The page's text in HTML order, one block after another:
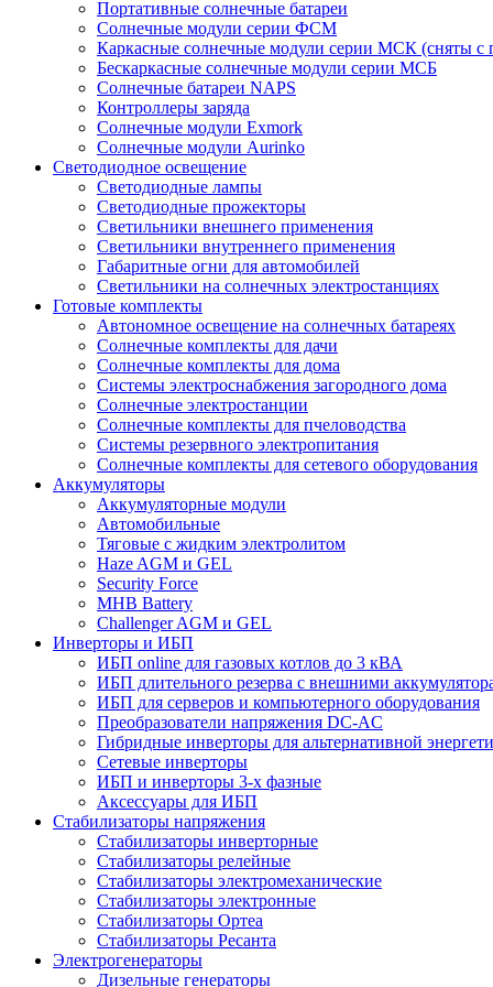
Портативные солнечные батареи
Солнечные модули серии ФСМ
Каркасные солнечные модули серии МСК (сняты с
Бескаркасные солнечные модули серии МСБ
Солнечные батареи NAPS
Контроллеры заряда
Солнечные модули Exmork
Солнечные модули Aurinko
Светодиодное освещение
Светодиодные лампы
Светодиодные прожекторы
Светильники внешнего применения
Светильники внутреннего применения
Габаритные огни для автомобилей
Светильники на солнечных электростанциях
Готовые комплекты
Автономное освещение на солнечных батареях
Солнечные комплекты для дачи
Солнечные комплекты для дома
Системы электроснабжения загородного дома
Cолнечные электростанции
Солнечные комплекты для пчеловодства
Системы резервного электропитания
Солнечные комплекты для сетевого оборудования
Аккумуляторы
Аккумуляторные модули
Автомобильные
Тяговые с жидким электролитом
Haze AGM и GEL
Security Force
MHB Battery
Challenger AGM и GEL
Инверторы и ИБП
ИБП online для газовых котлов до 3 кВА
ИБП длительного резерва с внешними
ИБП для серверов и компьютерного оборудования
Преобразователи напряжения DC-AC
Гибридные инверторы для альтернативной
Сетевые инверторы
ИБП и инверторы 3-х фазные
Аксессуары для ИБП
Стабилизаторы напряжения
Стабилизаторы инверторные
Стабилизаторы релейные
Стабилизаторы электромеханические
Стабилизаторы электронные
Стабилизаторы Ортеа
Стабилизаторы Ресанта
Электрогенераторы
Дизельные генераторы